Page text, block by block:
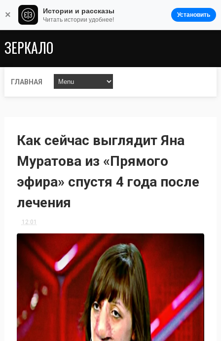
ЗЕРКАЛО
ГЛАВНАЯ
Как сейчас выглядит Яна
Муратова из «Прямого
эфира» спустя 4 года после
лечения
12:01
× Истории и рассказы
Читать истории удобнее!
Установить